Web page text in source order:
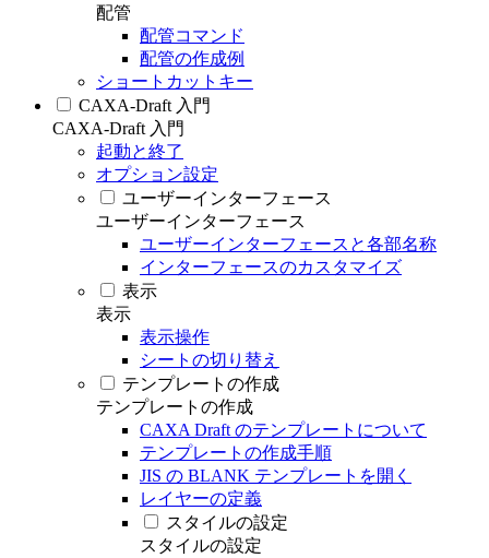
配管
配管コマンド
配管の作成例
ショートカットキー
CAXA-Draft 入門
CAXA-Draft 入門
起動と終了
オプション設定
ユーザーインターフェース
ユーザーインターフェース
ユーザーインターフェースと各部名称
インターフェースのカスタマイズ
表示
表示
表示操作
シートの切り替え
テンプレートの作成
テンプレートの作成
CAXA Draft のテンプレートについて
テンプレートの作成手順
JIS の BLANK テンプレートを開く
レイヤーの定義
スタイルの設定
スタイルの設定